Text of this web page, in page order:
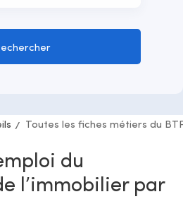
Toutes les fiches métiers du
du
l’immobilier par